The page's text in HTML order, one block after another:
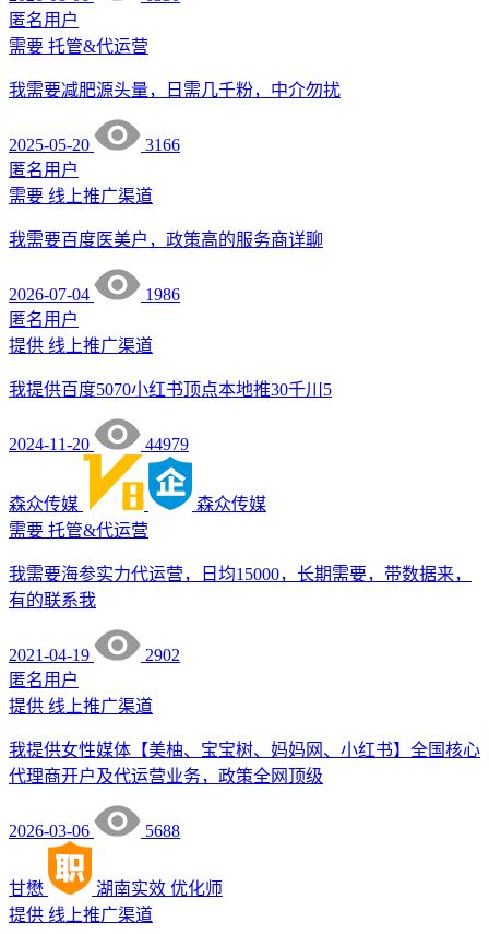
匿名用户
需要 托管&代运营
我需要减肥源头量，日需几千粉，中介勿扰
2025-05-20
3166
匿名用户
需要 线上推广渠道
我需要百度医美户，政策高的服务商详聊
2026-07-04
1986
匿名用户
提供 线上推广渠道
我提供百度5070小红书顶点本地推30千川5
2024-11-20 44979
森众传媒
森众传媒
需要 托管&代运营
我需要海参实力代运营，日均15000，长期需要，带数据来，
有的联系我
2021-04-19
2902
匿名用户
提供 线上推广渠道
我提供女性媒体【美柚、宝宝树、妈妈网、小红书】全国核心
代理商开户及代运营业务，政策全网顶级
2026-03-06 5688
甘懋 湖南实效 优化师
提供 线上推广渠道